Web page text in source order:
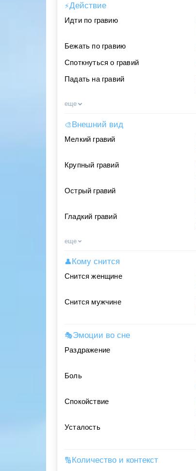
⚡Действие
Идти по гравию
Бежать по гравию
Споткнуться о гравий
Падать на гравий
еще
🎨Внешний вид
Мелкий гравий
Крупный гравий
Острый гравий
Гладкий гравий
еще
👤 Кому снится
Снится женщине
Снится мужчине
🎭Эмоции во сне
Раздражение
Боль
Спокойствие
Усталость
🔢 Количество и контекст